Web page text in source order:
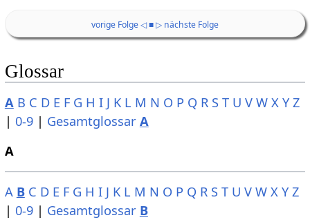
vorige Folge ◁■▷ nächste Folge
Glossar
A B C D E F G H I J K L M N O P Q R S T U V W X Y Z
| 0-9| Gesamtglossar A
A
A B C D E F G H I J K L M N O P Q R S T U V W X Y Z
| 0-9| Gesamtglossar B